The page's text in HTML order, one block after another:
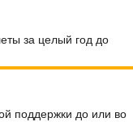
за целый год до
поддержки до или во